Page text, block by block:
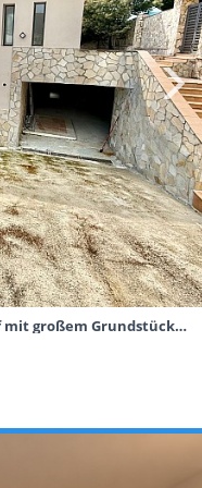
mit großem Grundstück